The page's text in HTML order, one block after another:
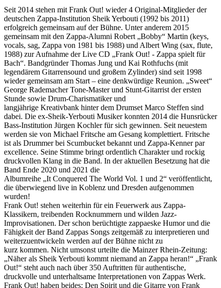
Seit 2014 stehen mit Frank Out! wieder 4 Original-Mitglieder der
deutschen Zappa-Institution Sheik Yerbouti (1992 bis 2011)
erfolgreich gemeinsam auf der Bühne. Unter anderem 2015
gemeinsam mit den Zappa-Alumni Robert „Bobby“ Martin (keys,
vocals, sag, Zappa von 1981 bis 1988) und Albert Wing (sax, flute,
1988) zur Aufnahme der Live CD „Frank Out! - Zappa spielt für
Bach“. Bandgründer Thomas Jung und Kai Rothfuchs (mit
legendärem Gitarrensound und großem Zylinder) sind seit 1998
wieder gemeinsam am Start – eine denkwürdige Reunion. „Sweet“
George Rademacher Tone-Master und Stunt-Gitarrist der ersten
Stunde sowie Drum-Charismatiker und
langjährige Kreativbank hinter dem Drumset Marco Steffen sind
dabei. Die ex-Sheik-Yerbouti Musiker konnten 2014 die Hunsrücker
Bass-Institution Jürgen Kochler für sich gewinnen. Seit neuestem
werden sie von Michael Fritsche am Gesang komplettiert. Fritsche
ist als Drummer bei Scumbucket bekannt und Zappa-Kenner par
excellence. Seine Stimme bringt ordentlich Charakter und rockig
druckvollen Klang in die Band. In der aktuellen Besetzung hat die
Band Ende 2020 und 2021 die
Albumreihe „It Conquered The World Vol. 1 und 2“ veröffentlicht,
die überwiegend live in Koblenz und Dresden aufgenommen
wurden!
Frank Out! stehen weiterhin für ein Feuerwerk aus Zappa-
Klassikern, treibenden Rocknummern und wilden Jazz-
Improvisationen. Der schon berüchtigte zappaeske Humor und die
Fähigkeit der Band Zappas Songs zeitgemäß zu interpretieren und
weiterzuentwickeln werden auf der Bühne nicht zu
kurz kommen. Nicht umsonst urteilte die Mainzer Rhein-Zeitung:
„Näher als Sheik Yerbouti kommt niemand an Zappa heran!“ „Frank
Out!“ steht auch nach über 350 Auftritten für authentische,
druckvolle und unterhaltsame Interpretationen von Zappas Werk.
Frank Out! haben beides: Den Spirit und die Gitarre von Frank